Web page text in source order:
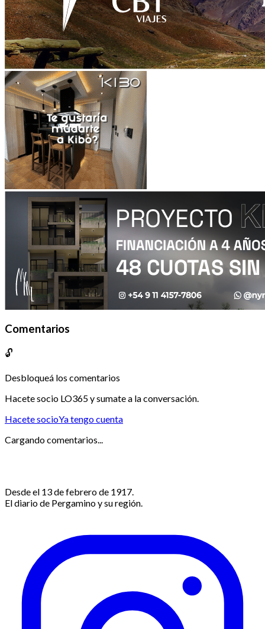
Comentarios
🔓
Desbloqueá los comentarios
Hacete socio LO365 y sumate a la conversación.
Hacete socioYa tengo cuenta
Cargando comentarios...
Desde el 13 de febrero de 1917.
El diario de Pergamino y su región.